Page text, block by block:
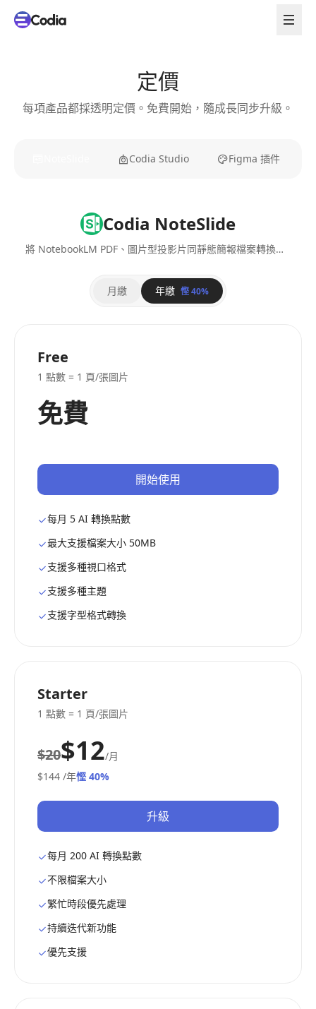
定價
每項產品都採透明定價。免費開始，隨成長同步升級。
Codia Studio Figma 插件
Codia NoteSlide
將 NotebookLM PDF、圖片型投影片同靜態簡報檔案轉換為可編輯簡報。
月繳 年繳 慳 40%
Free
1 點數 = 1 頁/張圖片
免費
開始使用
每月 5 AI 轉換點數
最大支援檔案大小 50MB
支援多種視口格式
支援多種主題
支援字型格式轉換
Starter
1 點數 = 1 頁/張圖片
$20$12/月
$144 /年慳 40%
升級
每月 200 AI 轉換點數
不限檔案大小
繁忙時段優先處理
持續迭代新功能
優先支援